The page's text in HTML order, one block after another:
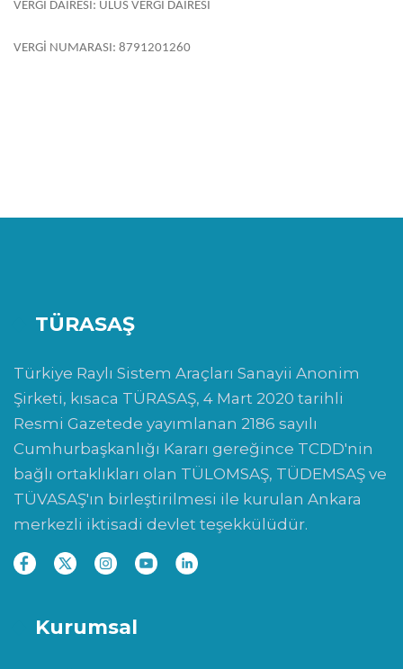
VERGİ DAİRESİ: ULUS VERGİ DAİRESİ
VERGİ NUMARASI: 8791201260
TÜRASAŞ
Türkiye Raylı Sistem Araçları Sanayii Anonim
Şirketi, kısaca TÜRASAŞ, 4 Mart 2020 tarihli
Resmi Gazetede yayımlanan 2186 sayılı
Cumhurbaşkanlığı Kararı gereğince TCDD'nin
bağlı ortaklıkları olan TÜLOMSAŞ, TÜDEMSAŞ ve
TÜVASAŞ'ın birleştirilmesi ile kurulan Ankara
merkezli iktisadi devlet teşekkülüdür.
Kurumsal